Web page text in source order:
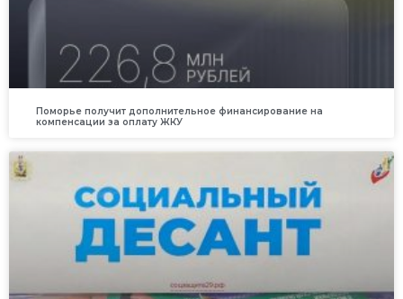
Поморье получит дополнительное финансирование на
компенсации за оплату ЖКУ